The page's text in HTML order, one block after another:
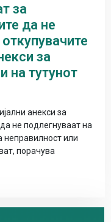
за
да не
за
на тутунот
анекси за
не подлегнуваат на
неправилност или
порачува